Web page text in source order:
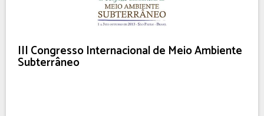
III Congresso Internacional de Meio Ambiente
Subterrâneo